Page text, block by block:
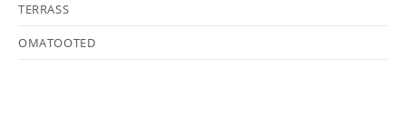
TERRASS
OMATOOTED